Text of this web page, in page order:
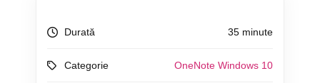
Durată 35 minute
Categorie OneNote Windows 10